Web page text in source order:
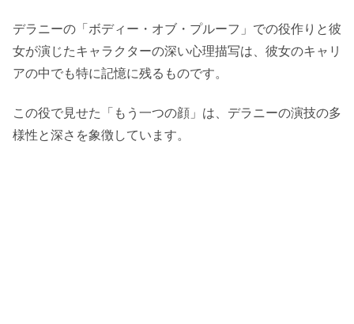
デラニーの「ボディー・オブ・プルーフ」での役作りと彼
女が演じたキャラクターの深い心理描写は、彼女のキャリ
アの中でも特に記憶に残るものです。
この役で見せた「もう一つの顔」は、デラニーの演技の多
様性と深さを象徴しています。